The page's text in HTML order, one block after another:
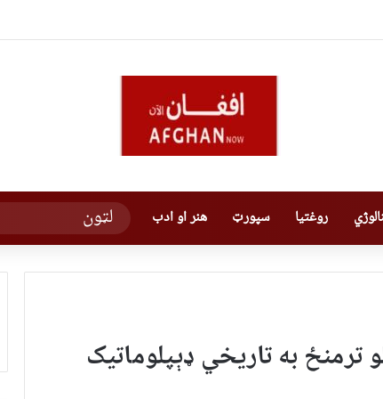
روغتیا سپورټ هنر او ادب
ترمنځ به تاریخي ډېپلوماتيک